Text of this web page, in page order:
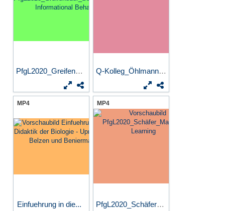
PfgL2020_Greifeneder_Schleb... Q-Kolleg_Öhlmann Stork...
MP4
Einfuehrung in die...
MP4
PfgL2020_Schäfer_Machine...